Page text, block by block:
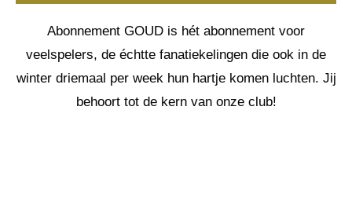
Abonnement GOUD is hét abonnement voor
veelspelers, de échtte fanatiekelingen die ook in de
winter driemaal per week hun hartje komen luchten. Jij
behoort tot de kern van onze club!